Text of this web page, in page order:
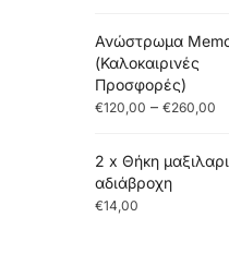
Ανώστρωμα
(Καλοκαιρινές
Προσφορές)
€120,00 – €260,00
2 x Θήκη
αδιάβροχη
€14,00